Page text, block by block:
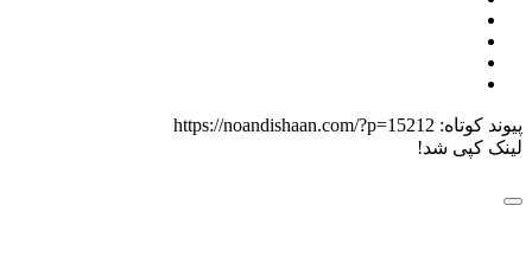
کوتاه: https://noandishaan.com/?p=15212
کپی شد!